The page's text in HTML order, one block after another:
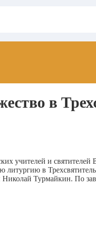
в
учителей и
в
Турмайкин. По